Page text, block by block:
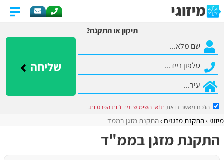
תיקון או התקנה?
שליחה
הנכם מאשרים את תנאי השימוש ומדיניות הפרטיות.
מיזוגי התקנת מזגנים התקנת מזגן בממד
התקנת מזגן בממ"ד